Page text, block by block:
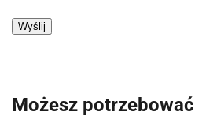
Możesz potrzebować